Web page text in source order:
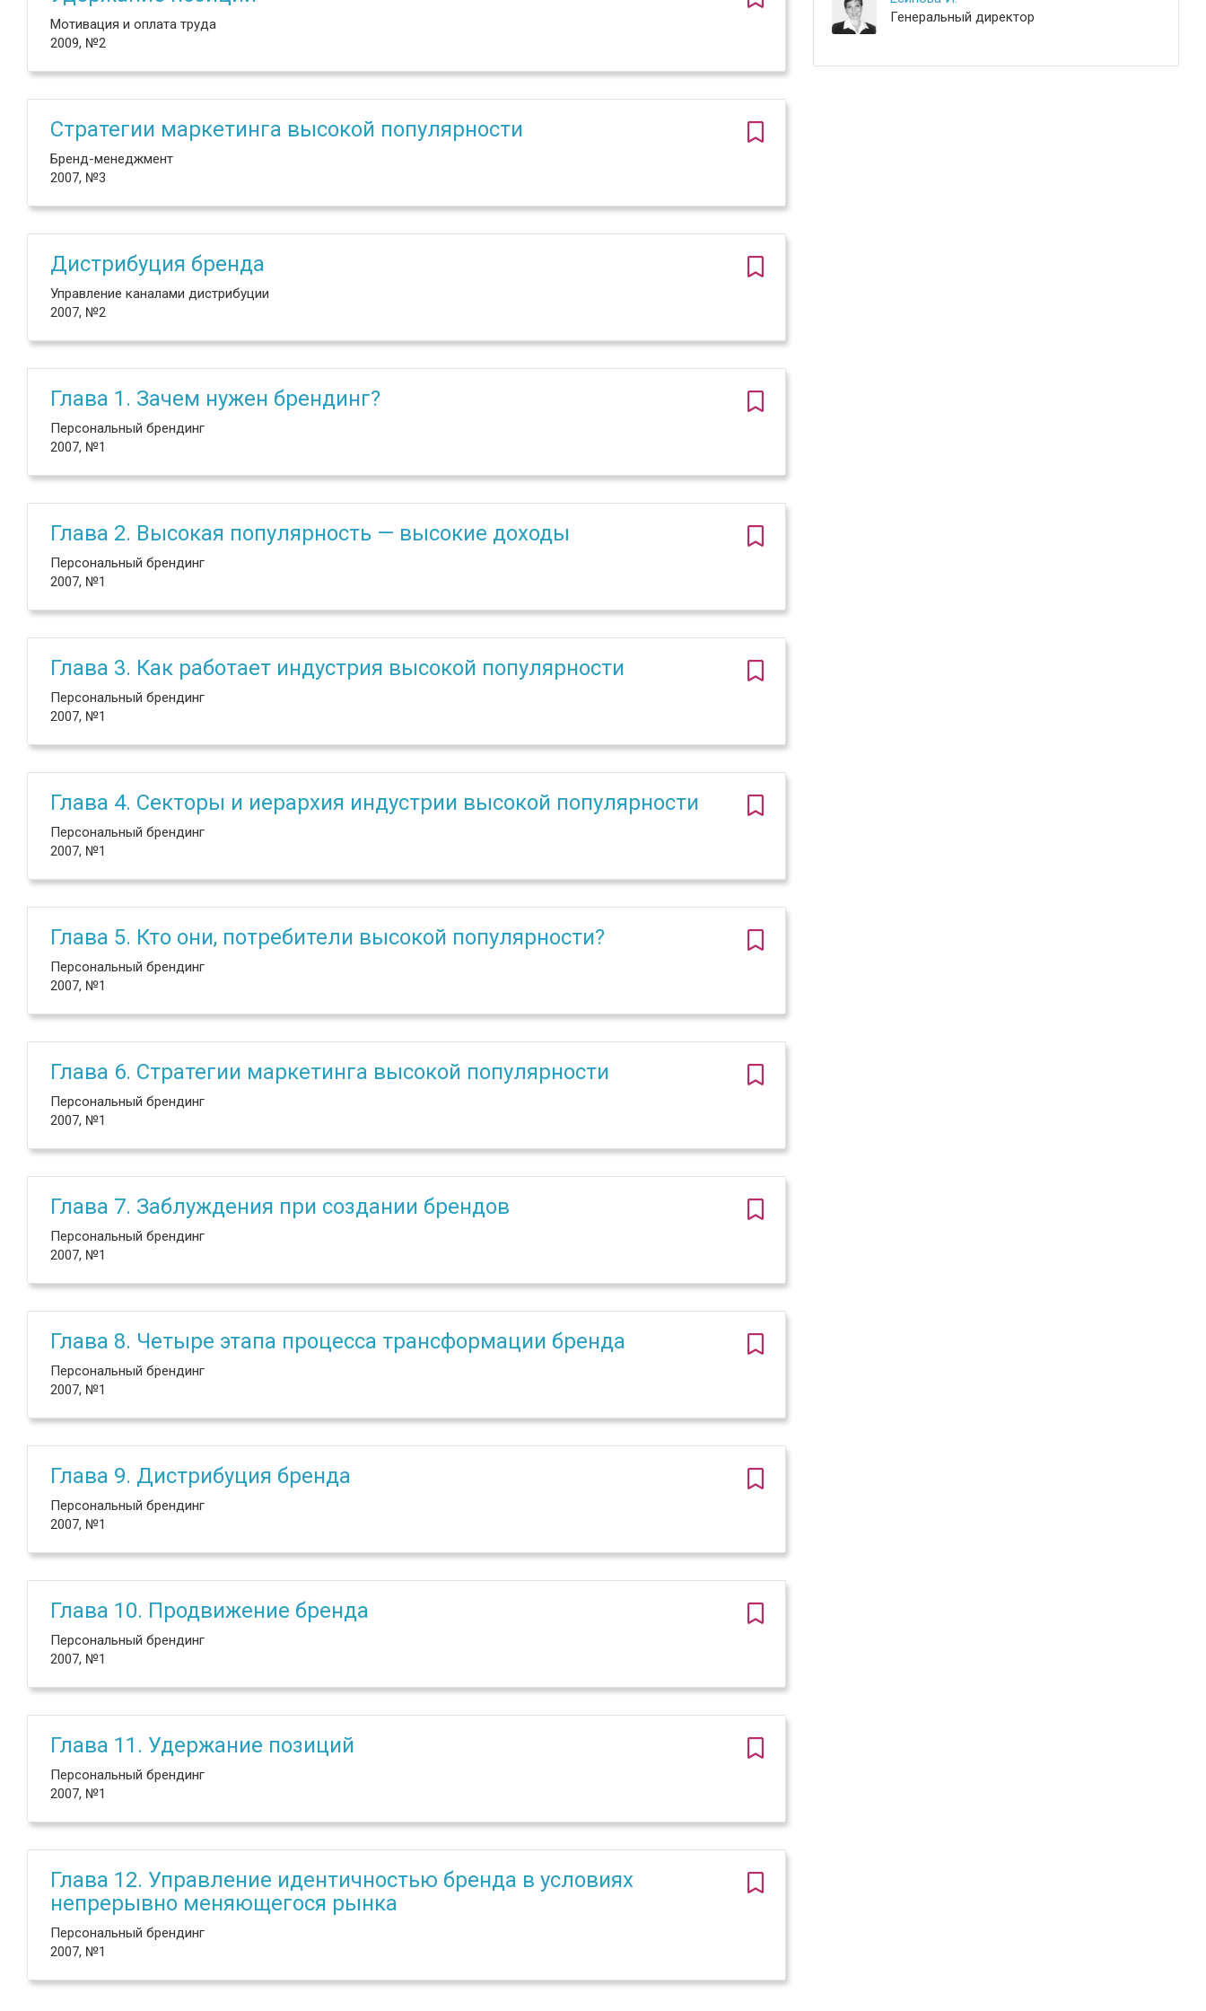
Мотивация и оплата труда
2009, №2
Стратегии маркетинга высокой популярности
Бренд-менеджмент
2007, №3
Дистрибуция бренда
Управление каналами дистрибуции
2007, №2
Глава 1. Зачем нужен брендинг?
Персональный брендинг
2007, №1
Глава 2. Высокая популярность — высокие доходы
Персональный брендинг
2007, №1
Глава 3. Как работает индустрия высокой популярности
Персональный брендинг
2007, №1
Глава 4. Секторы и иерархия индустрии высокой популярности
Персональный брендинг
2007, №1
Глава 5. Кто они, потребители высокой популярности?
Персональный брендинг
2007, №1
Глава 6. Стратегии маркетинга высокой популярности
Персональный брендинг
2007, №1
Глава 7. Заблуждения при создании брендов
Персональный брендинг
2007, №1
Глава 8. Четыре этапа процесса трансформации бренда
Персональный брендинг
2007, №1
Глава 9. Дистрибуция бренда
Персональный брендинг
2007, №1
Глава 10. Продвижение бренда
Персональный брендинг
2007, №1
Глава 11. Удержание позиций
Персональный брендинг
2007, №1
Глава 12. Управление идентичностью бренда в условиях
непрерывно меняющегося рынка
Персональный брендинг
2007, №1
Генеральный директор